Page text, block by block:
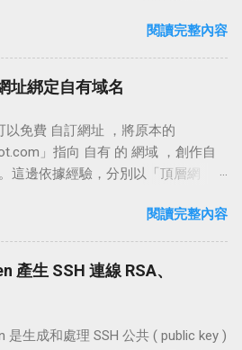
、Yahoo、露天、淘寶與這裡要介
LINE 除了支援行動裝置 APP 安裝
載電腦桌機版安裝登入。 電腦版 的
支援電子郵件與行動條碼登入，建議
機 APP 上便利的「 行動條碼登入
時需要或借用電腦時相當方便，也
腦中毒或被安插木馬而導致帳號密碼
。 在設定時我們會開啟 LINE APP 中
自其他裝置登入」，並使用 APP 給的
的操作流程。 相關連結 LINE 官方網
置下載連結「 http://line.me/zh-
zh-hant/?
閱讀完整內容
址綁定自有域名
以免費 自訂網址 ，將原本的
」指向 自有 的 網域 ，創作自
這邊依據經驗，分別以「頂層網
在「DNS 平台」的設置部份，則以
」做完整的步驟說明。 在
網址 前，必需要有自己的 網址 才能
的動作，也就是說必需先購買網
網址時，除了需觀察 域名 供應商是
」授權認證之外，建議也可挑選
驟驗證」登入的 網域 供應商做為選
閱讀完整內容
產生 SSH 連線 RSA、
是生成和處理 SSH 公共 ( public key )